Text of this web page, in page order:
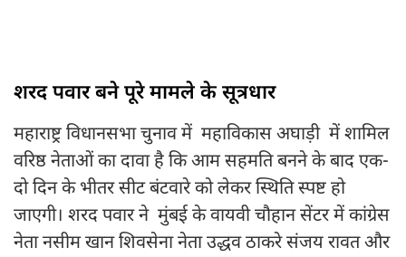
शरद पवार बने पूरे मामले के सूत्रधार
महाराष्ट्र विधानसभा चुनाव में महाविकास अघाड़ी में शामिल
वरिष्ठ नेताओं का दावा है कि आम सहमति बनने के बाद एक-
दो दिन के भीतर सीट बंटवारे को लेकर स्थिति स्पष्ट हो
जाएगी। शरद पवार ने मुंबई के वायवी चौहान सेंटर में कांग्रेस
नेता नसीम खान शिवसेना नेता उद्धव ठाकरे संजय रावत और